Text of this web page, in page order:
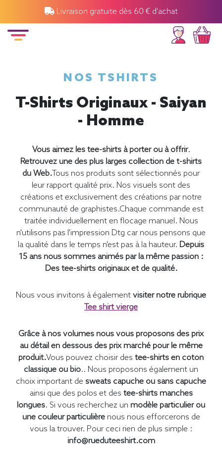
Livraison gratuite dès 60 € d'achat
NOS TSHIRTS
T-Shirts Originaux - Saiyan
- Homme
Vous aimez les tee-shirts à porter ou à offrir.
Retrouvez une des plus larges collection de t-shirts
du Web.Tous nos produits sont sélectionnés pour
leur rapport qualité prix. Nos visuels sont des
créations et exclusivement des créations par notre
communauté de graphistes.Chaque commande est
traitée individuellement en flocage manuel. Nous
n'utilisons pas l'impression Dtg car nous pensons que
la qualité dans le temps n'est pas à la hauteur. Depuis
15 ans nous sommes animés par la même passion :
Des tee-shirts originaux et de qualité.
Nous vous invitons à également visiter notre rubrique
Tee shirt vierge
Grâce à nos volumes nous vous proposons des prix
au détail en dessous des prix marché pour le même
produit.Vous pouvez choisir des tee-shirts en coton
classique ou bio.. Nous proposons également un
choix important de sweats capuche ou sans capuche
ainsi que des polos et des tee-shirts manches
longues. Si vous recherchez un modèle particulier ou
une couleur particulièrenous nous efforcerons de
vous la trouver. Pour ceci rien de plus simple :
info@rueduteeshirt.com